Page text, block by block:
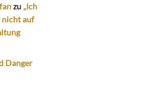
zu „Ich
nicht auf
Danger